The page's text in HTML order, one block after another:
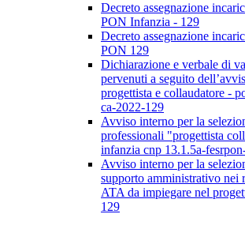
Decreto assegnazione
PON Infanzia - 129
Decreto assegnazione
PON 129
Dichiarazione e verbale di
pervenuti a seguito
progettista e collaudatore -
ca-2022-129
Avviso interno per la
professionali "progettista
infanzia cnp 13.1.5a-
Avviso interno per la
supporto amministrativo nei
ATA da impiegare nel
129